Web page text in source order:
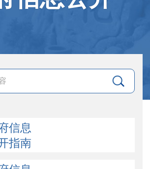
信息
指南